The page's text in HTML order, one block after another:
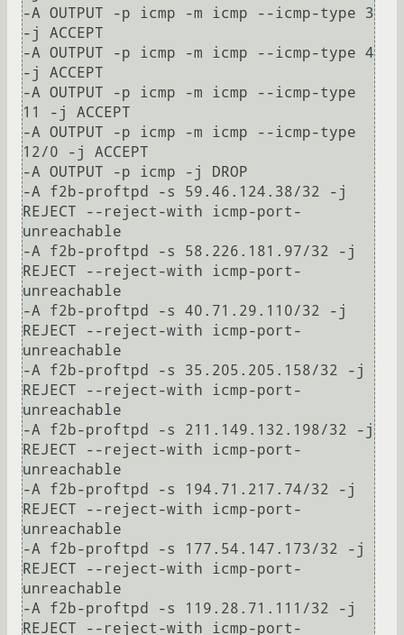
-A OUTPUT -p icmp -m icmp --icmp-type 3
-j ACCEPT
-A OUTPUT -p icmp -m icmp --icmp-type 4
-j ACCEPT
-A OUTPUT -p icmp -m icmp --icmp-type
11 -j ACCEPT
-A OUTPUT -p icmp -m icmp --icmp-type
12/0 -j ACCEPT
-A OUTPUT -p icmp -j DROP
-A f2b-proftpd -s 59.46.124.38/32 -j
REJECT --reject-with icmp-port-
unreachable
-A f2b-proftpd -s 58.226.181.97/32 -j
REJECT --reject-with icmp-port-
unreachable
-A f2b-proftpd -s 40.71.29.110/32 -j
REJECT --reject-with icmp-port-
unreachable
-A f2b-proftpd -s 35.205.205.158/32 -j
REJECT --reject-with icmp-port-
unreachable
-A f2b-proftpd -s 211.149.132.198/32 -j
REJECT --reject-with icmp-port-
unreachable
-A f2b-proftpd -s 194.71.217.74/32 -j
REJECT --reject-with icmp-port-
unreachable
-A f2b-proftpd -s 177.54.147.173/32 -j
REJECT --reject-with icmp-port-
unreachable
-A f2b-proftpd -s 119.28.71.111/32 -j
REJECT --reject-with icmp-port-